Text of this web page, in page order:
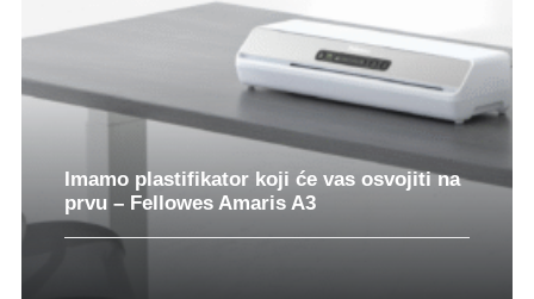
Imamo plastifikator koji će vas osvojiti na
prvu – Fellowes Amaris A3